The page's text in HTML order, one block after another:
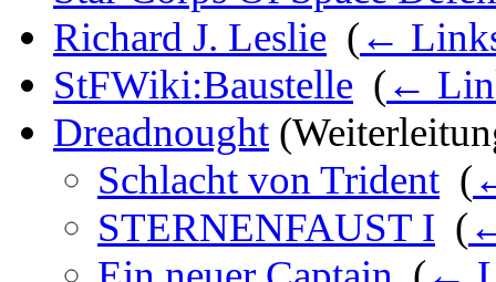
Richard J. Leslie (←
StFWiki:Baustelle (←
Dreadnought
Schlacht von Trident (
STERNENFAUST I (